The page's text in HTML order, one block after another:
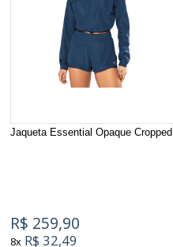
Jaqueta Essential Opaque Cropped
R$ 259,90
8x R$ 32,49